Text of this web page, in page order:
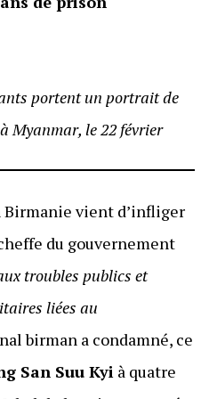
portent un portrait de
Myanmar, le 22 février
Birmanie vient d’infliger
du gouvernement
troubles publics et
liées au
birman a condamné, ce
San Suu Kyi à quatre